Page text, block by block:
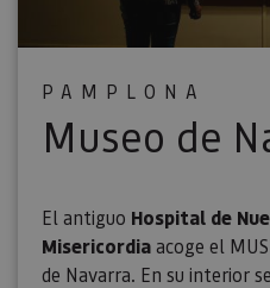
PAMPLONA
Museo de
El antiguo Hospital de
Misericordiaacoge el
de Navarra. En su interior